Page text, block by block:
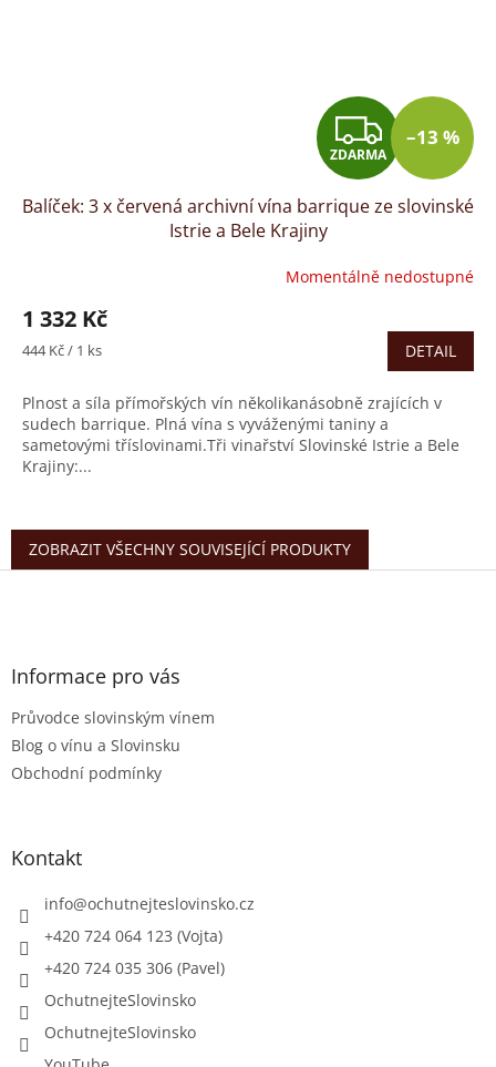
Z
D
A
R
A
ZDARMA
–13 %
Balíček: 3 x červená archivní vína barrique ze slovinské
Istrie a Bele Krajiny
Momentálně nedostupné
1 332 Kč
Měrná
444 Kč / 1 ks DETAIL
Plnost a síla přímořských vín několikanásobně zrajících v
sudech barrique. Plná vína s vyváženými taniny a
sametovými tříslovinami.Tři vinařství Slovinské Istrie a Bele
Krajiny:...
ZOBRAZIT VŠECHNY SOUVISEJÍCÍ PRODUKTY
Z
Informace pro vás
Průvodce slovinským vínem
Blog o vínu a Slovinsku
Obchodní podmínky
Kontakt
info@ochutnejteslovinsko.cz
+420 724 064 123 (Vojta)
+420 724 035 306 (Pavel)
OchutnejteSlovinsko
OchutnejteSlovinsko